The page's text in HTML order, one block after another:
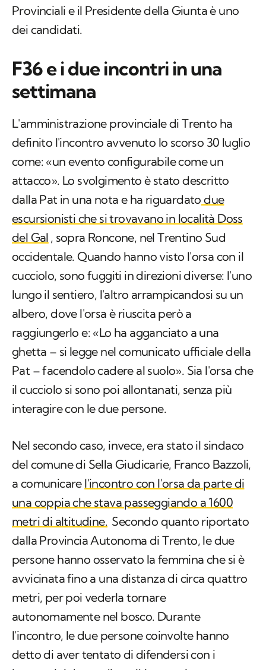
in Trentino si svolgeranno le elezioni
Provinciali e il Presidente della Giunta è uno
F36 e i due incontri in una
L'amministrazione provinciale di Trento ha
definito l'incontro avvenuto lo scorso 30 luglio
come: «un evento configurabile come un
attacco». Lo svolgimento è stato descritto
dalla Pat in una nota e ha riguardatodue
escursionisti che si trovavano in località Doss
del Gal, sopra Roncone, nel Trentino Sud
occidentale. Quando hanno visto l'orsa con il
cucciolo, sono fuggiti in direzioni diverse: l'uno
lungo il sentiero, l'altro arrampicandosi su un
albero, dove l'orsa è riuscita però a
raggiungerlo e: «Lo ha agganciato a una
ghetta – si legge nel comunicato ufficiale della
Pat – facendolo cadere al suolo». Sia l'orsa che
il cucciolo si sono poi allontanati, senza più
Nel secondo caso, invece, era stato il sindaco
del comune di Sella Giudicarie, Franco Bazzoli,
a comunicarel'incontro con l'orsa da parte di
una coppia che stava passeggiando a 1600
metri di altitudine.Secondo quanto riportato
dalla Provincia Autonoma di Trento, le due
persone hanno osservato la femmina che si è
avvicinata fino a una distanza di circa quattro
metri, per poi vederla tornare
autonomamente nel bosco. Durante
l'incontro, le due persone coinvolte hanno